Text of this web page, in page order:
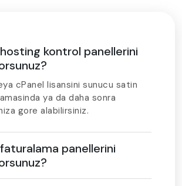
kontrol panellerini
cPanel lisansini sunucu satin
ya da daha sonra
gore alabilirsiniz.
panellerini